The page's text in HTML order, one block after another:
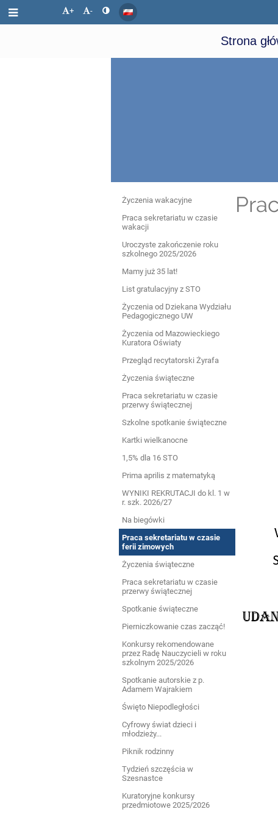
+ -
Strona
Aktualności
Życzenia wakacyjne
Praca sekretariatu w czasie
wakacji
Uroczyste zakończenie roku
szkolnego 2025/2026
Mamy już 35 lat!
List gratulacyjny z STO
Życzenia od Dziekana Wydziału
Pedagogicznego UW
Życzenia od Mazowieckiego
Kuratora Oświaty
Przegląd recytatorski Żyrafa
Życzenia świąteczne
Praca sekretariatu w czasie
przerwy świątecznej
Szkolne spotkanie świąteczne
Kartki wielkanocne
1,5% dla 16 STO
Prima aprilis z matematyką
WYNIKI REKRUTACJI do kl. 1 w
r. szk. 2026/27
Na biegówki
Praca sekretariatu w czasie
ferii zimowych
Życzenia świąteczne
Praca sekretariatu w czasie
przerwy świątecznej
Spotkanie świąteczne
Pierniczkowanie czas zacząć!
Konkursy rekomendowane
przez Radę Nauczycieli w roku
szkolnym 2025/2026
Spotkanie autorskie z p.
Adamem Wajrakiem
Święto Niepodległości
Cyfrowy świat dzieci i
młodzieży...
Piknik rodzinny
Tydzień szczęścia w
Szesnastce
Kuratoryjne konkursy
przedmiotowe 2025/2026